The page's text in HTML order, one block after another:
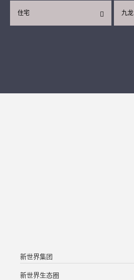
九龙
住宅
新世界集团
新世界生态圈